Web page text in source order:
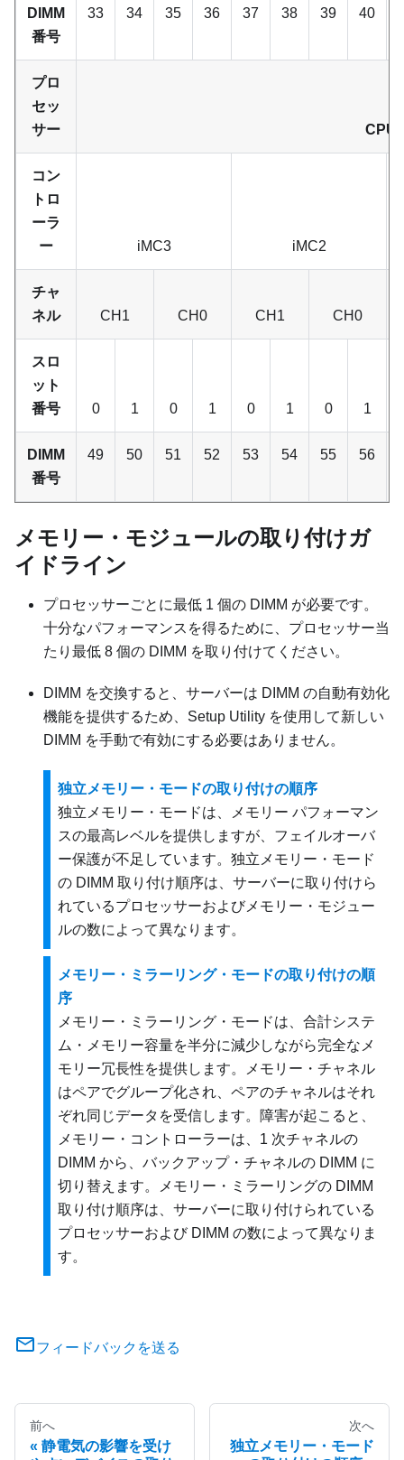
DIMM
番号
33 34 35 36 37 38 39 40
プロ
セッ
サー
CPU
コン
トロ
ーラ
ー
iMC3 iMC2
チャ
ネル
CH1 CH0 CH1 CH0
スロ
ット
番号
0 1 0 1 0 1 0 1
DIMM
番号
49 50 51 52 53 54 55 56
メモリー・モジュールの取り付けガ
イドライン
プロセッサーごとに最低 1 個の DIMM が必要です。
十分なパフォーマンスを得るために、プロセッサー当
たり最低 8 個の DIMM を取り付けてください。
DIMM を交換すると、サーバーは DIMM の自動有効化
機能を提供するため、Setup Utility を使用して新しい
DIMM を手動で有効にする必要はありません。
独立メモリー・モードの取り付けの順序
独立メモリー・モードは、メモリー パフォーマン
スの最高レベルを提供しますが、フェイルオーバ
ー保護が不足しています。独立メモリー・モード
の DIMM 取り付け順序は、サーバーに取り付けら
れているプロセッサーおよびメモリー・モジュー
ルの数によって異なります。
メモリー・ミラーリング・モードの取り付けの順
序
メモリー・ミラーリング・モードは、合計システ
ム・メモリー容量を半分に減少しながら完全なメ
モリー冗長性を提供します。メモリー・チャネル
はペアでグループ化され、ペアのチャネルはそれ
ぞれ同じデータを受信します。障害が起こると、
メモリー・コントローラーは、1 次チャネルの
DIMM から、バックアップ・チャネルの DIMM に
切り替えます。メモリー・ミラーリングの DIMM
取り付け順序は、サーバーに取り付けられている
プロセッサーおよび DIMM の数によって異なりま
す。
フィードバックを送る
前へ
静電気の影響を受け
次へ
独立メモリー・モード